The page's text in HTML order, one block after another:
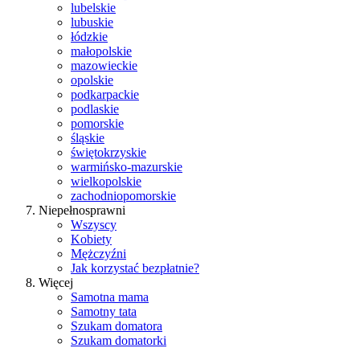
lubelskie
lubuskie
łódzkie
małopolskie
mazowieckie
opolskie
podkarpackie
podlaskie
pomorskie
śląskie
świętokrzyskie
warmińsko-mazurskie
wielkopolskie
zachodniopomorskie
Niepełnosprawni
Wszyscy
Kobiety
Mężczyźni
Jak korzystać bezpłatnie?
Więcej
Samotna mama
Samotny tata
Szukam domatora
Szukam domatorki